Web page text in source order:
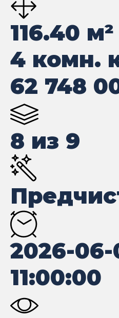
116.40 м²
4 комн.
62 748
8 из 9
2026-06-
11:00:00